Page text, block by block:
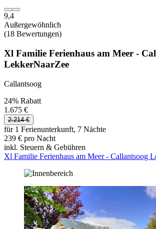
9,4
Außergewöhnlich
(18 Bewertungen)
Xl Familie Ferienhaus am Meer -
LekkerNaarZee
Callantsoog
24% Rabatt
1.675 €
2.214 €
für 1 Ferienunterkunft, 7 Nächte
239 € pro Nacht
inkl. Steuern & Gebühren
Xl Familie Ferienhaus am Meer - Callantsoog